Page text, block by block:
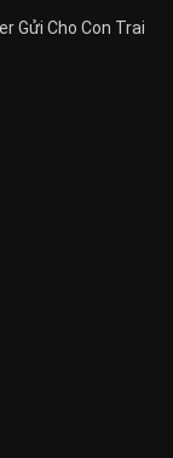
Gửi Cho Con Trai